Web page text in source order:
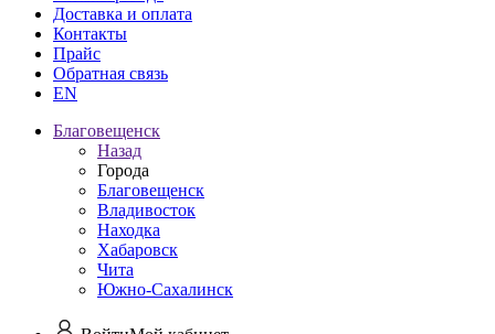
Доставка и оплата
Контакты
Прайс
Обратная связь
EN
Благовещенск
Назад
Города
Благовещенск
Владивосток
Находка
Хабаровск
Чита
Южно-Сахалинск